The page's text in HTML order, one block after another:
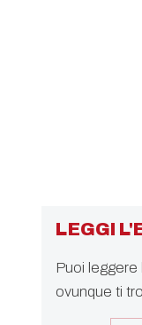
LEGGI
Puoi
ovunque ti